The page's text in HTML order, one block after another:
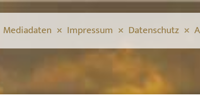
Mediadaten Impressum Datenschutz